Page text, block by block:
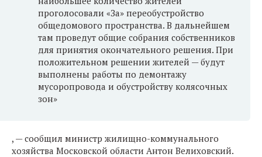
проголосовали «За» переобустройство
общедомового пространства. В дальнейшем
там проведут общие собрания собственников
для принятия окончательного решения. При
положительном решении жителей — будут
выполнены работы по демонтажу
мусоропровода и обустройству колясочных
зон»
, — сообщил министр жилищно-коммунального
хозяйства Московской области Антон Велиховский.